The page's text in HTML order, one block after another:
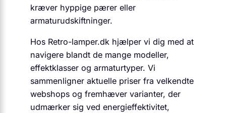
kræver hyppige pærer eller
armaturudskiftninger.
Hos Retro-lamper.dk hjælper vi dig med at
navigere blandt de mange modeller,
effektklasser og armaturtyper. Vi
sammenligner aktuelle priser fra velkendte
webshops og fremhæver varianter, der
udmærker sig ved energieffektivitet,